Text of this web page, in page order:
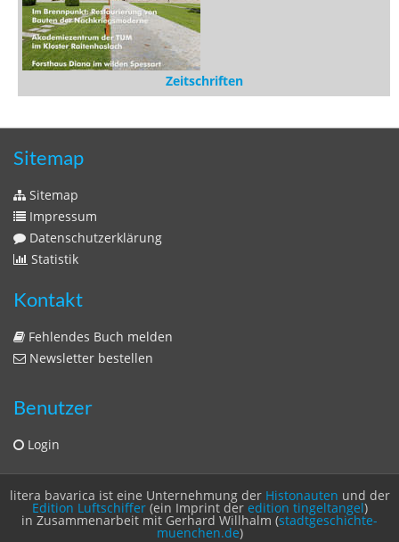
Sitemap
Sitemap
Impressum
Statistik
Kontakt
Fehlendes Buch melden
Newsletter bestellen